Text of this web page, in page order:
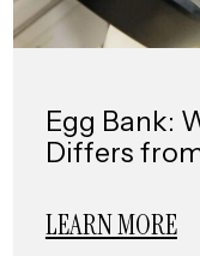
Egg Bank:
Differs
LEARN MORE